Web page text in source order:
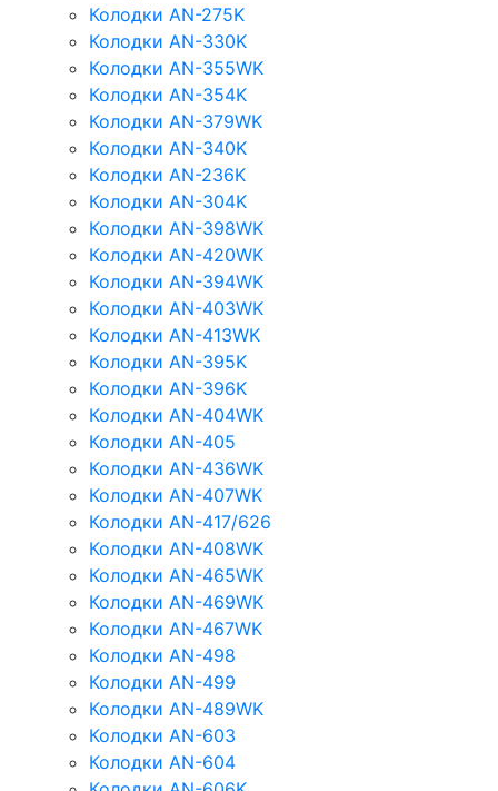
Колодки AN-275K
Колодки AN-330K
Колодки AN-355WK
Колодки AN-354K
Колодки AN-379WK
Колодки AN-340K
Колодки AN-236K
Колодки AN-304K
Колодки AN-398WK
Колодки AN-420WK
Колодки AN-394WK
Колодки AN-403WK
Колодки AN-413WK
Колодки AN-395K
Колодки AN-396K
Колодки AN-404WK
Колодки AN-405
Колодки AN-436WK
Колодки AN-407WK
Колодки AN-417/626
Колодки AN-408WK
Колодки AN-465WK
Колодки AN-469WK
Колодки AN-467WK
Колодки AN-498
Колодки AN-499
Колодки AN-489WK
Колодки AN-603
Колодки AN-604